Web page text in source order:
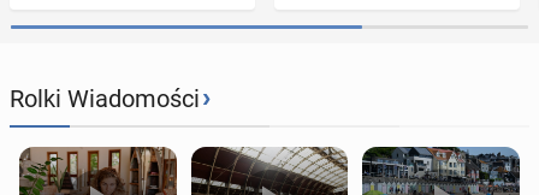
Rolki Wiadomości›